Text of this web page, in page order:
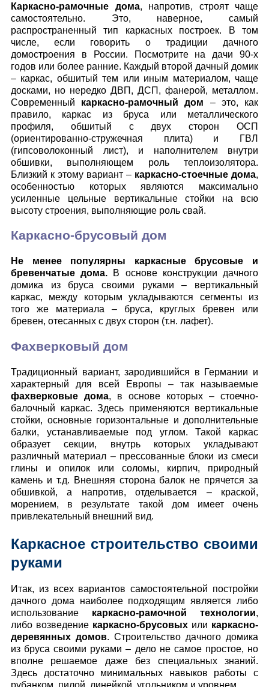
Каркасно-рамочные дома, напротив, строят чаще
самостоятельно. Это, наверное, самый
распространенный тип каркасных построек. В том
числе, если говорить о традиции дачного
домостроения в России. Посмотрите на дачи 90-х
годов или более ранние. Каждый второй дачный домик
– каркас, обшитый тем или иным материалом, чаще
досками, но нередко ДВП, ДСП, фанерой, металлом.
Современный каркасно-рамочный дом – это, как
правило, каркас из бруса или металлического
профиля, обшитый с двух сторон ОСП
(ориентированно-стружечная плита) и ГВЛ
(гипсоволоконный лист), и наполнителем внутри
обшивки, выполняющем роль теплоизолятора.
Близкий к этому вариант – каркасно-стоечные дома,
особенностью которых являются максимально
усиленные цельные вертикальные стойки на всю
высоту строения, выполняющие роль свай.
Каркасно-брусовый дом
Не менее популярны каркасные брусовые и
бревенчатые дома. В основе конструкции дачного
домика из бруса своими руками – вертикальный
каркас, между которым укладываются сегменты из
того же материала – бруса, круглых бревен или
бревен, отесанных с двух сторон (т.н. лафет).
Фахверковый дом
Традиционный вариант, зародившийся в Германии и
характерный для всей Европы – так называемые
фахверковые дома, в основе которых – стоечно-
балочный каркас. Здесь применяются вертикальные
стойки, основные горизонтальные и дополнительные
балки, устанавливаемые под углом. Такой каркас
образует секции, внутрь которых укладывают
различный материал – прессованные блоки из смеси
глины и опилок или соломы, кирпич, природный
камень и т.д. Внешняя сторона балок не прячется за
обшивкой, а напротив, отделывается – краской,
морением, в результате такой дом имеет очень
привлекательный внешний вид.
Каркасное строительство своими
руками
Итак, из всех вариантов самостоятельной постройки
дачного дома наиболее подходящим является либо
использование каркасно-рамочной технологии,
либо возведение каркасно-брусовых или каркасно-
деревянных домов. Строительство дачного домика
из бруса своими руками – дело не самое простое, но
вполне решаемое даже без специальных знаний.
Здесь достаточно минимальных навыков работы с